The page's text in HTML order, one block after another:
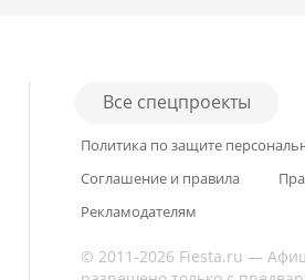
Все спецпроекты
Политика по защите
Соглашение и правила
Рекламодателям
© 2011-2026 Fiesta.ru —